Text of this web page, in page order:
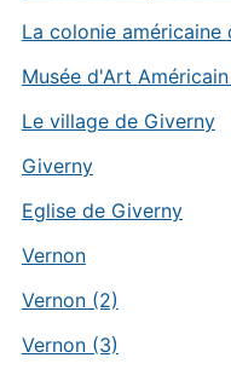
La colonie américaine
Musée d'Art
Le village de Giverny
Giverny
Eglise de Giverny
Vernon
Vernon (2)
Vernon (3)